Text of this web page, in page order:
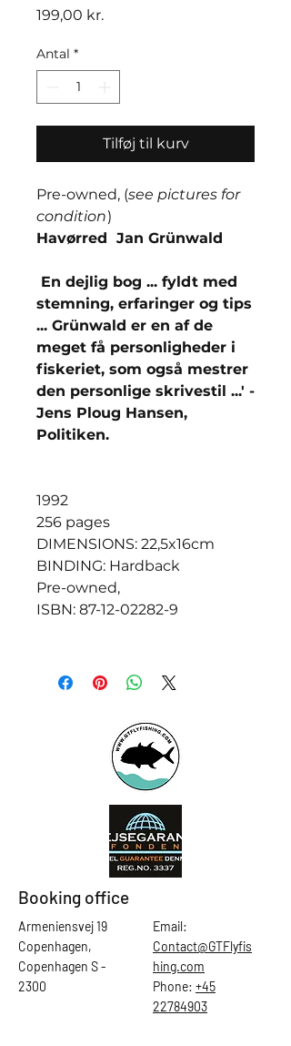
199,00 kr.Pris
Antal *
Tilføj til kurv
Pre-owned, (see pictures for
condition)
Havørred Jan Grünwald
En dejlig bog ... fyldt med
stemning, erfaringer og tips
... Grünwald er en af de
meget få personligheder i
fiskeriet, som også mestrer
den personlige skrivestil ...' -
Jens Ploug Hansen,
Politiken.
1992
256 pages
DIMENSIONS: 22,5x16cm
BINDING: Hardback
Pre-owned,
ISBN: 87-12-02282-9
Booking office
Armeniensvej 19
Copenhagen,
Copenhagen S -
2300
Email:
Contact@GTFlyfis
hing.com
Phone: +45
22784903